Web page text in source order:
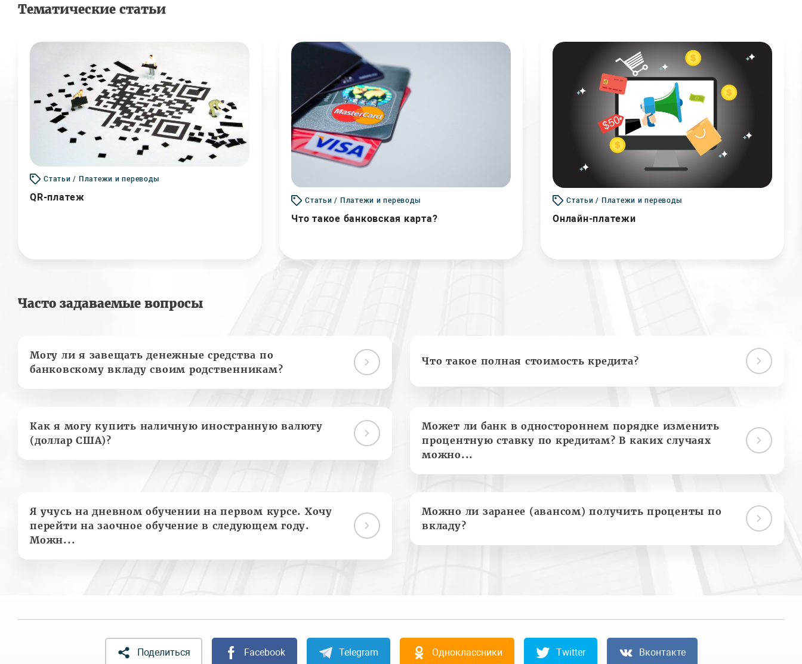
Тематические статьи
Статьи / Платежи и переводы
QR-платеж Статьи / Платежи и переводы
Что такое банковская карта?
Статьи / Платежи и переводы
Онлайн-платежи
Часто задаваемые вопросы
Могу ли я завещать денежные средства по
банковскому вкладу своим родственникам?
Что такое полная стоимость кредита?
Как я могу купить наличную иностранную валюту
(доллар США)?
Может ли банк в одностороннем порядке изменить
процентную ставку по кредитам? В каких случаях
можно...
Я учусь на дневном обучении на первом курсе. Хочу
перейти на заочное обучение в следующем году.
Можн...
Можно ли заранее (авансом) получить проценты по
вкладу?
Поделиться Facebook Telegram Одноклассники Twitter Вконтакте